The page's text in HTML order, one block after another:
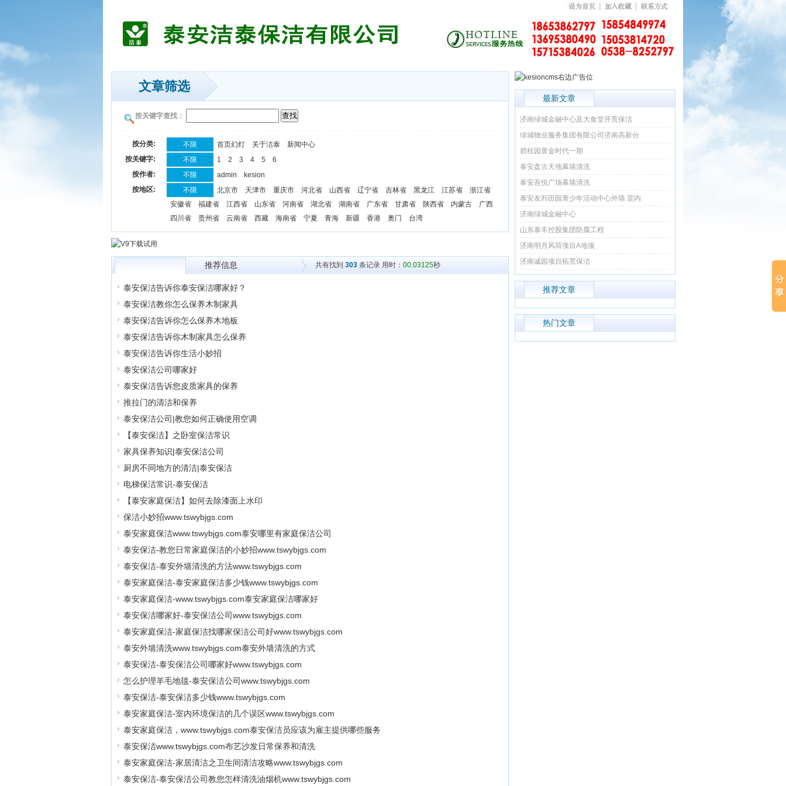
文章筛选
按关键字查找：
按分类: 不限 首页幻灯 关于洁泰
新闻中心
按关键字:
不限 1 2 3 4 5
6
按作者:
不限 admin
kesion
按地区:
不限 北京市 天津市 重庆市 河北省 山西省 辽宁省 吉林省 黑龙江 江苏省
浙江省
安徽省
福建省 江西省 山东省 河南省 湖北省 湖南省 广东省 甘肃省 陕西省 内蒙古
广西
四川省
贵州省 云南省 西藏 海南省 宁夏 青海 新疆 香港 奥门 台湾
推荐信息 共有找到 303条记录 用时： 00.03125秒
泰安保洁告诉你泰安保洁哪家好？
泰安保洁教你怎么保养木制家具
泰安保洁告诉你怎么保养木地板
泰安保洁告诉你木制家具怎么保养
泰安保洁告诉你生活小妙招
泰安保洁公司哪家好
泰安保洁告诉您皮质家具的保养
推拉门的清洁和保养
泰安保洁公司|教您如何正确使用空调
【泰安保洁】之卧室保洁常识
家具保养知识|泰安保洁公司
厨房不同地方的清洁|泰安保洁
电梯保洁常识-泰安保洁
【泰安家庭保洁】如何去除漆面上水印
保洁小妙招www.tswybjgs.com
泰安家庭保洁www.tswybjgs.com泰安哪里有家庭保洁公司
泰安保洁-教您日常家庭保洁的小妙招www.tswybjgs.com
泰安保洁-泰安外墙清洗的方法www.tswybjgs.com
泰安家庭保洁-泰安家庭保洁多少钱www.tswybjgs.com
泰安家庭保洁-www.tswybjgs.com泰安家庭保洁哪家好
泰安保洁哪家好-泰安保洁公司www.tswybjgs.com
泰安家庭保洁-家庭保洁找哪家保洁公司好www.tswybjgs.com
泰安外墙清洗www.tswybjgs.com泰安外墙清洗的方式
泰安保洁-泰安保洁公司哪家好www.tswybjgs.com
怎么护理羊毛地毯-泰安保洁公司www.tswybjgs.com
泰安保洁-泰安保洁多少钱www.tswybjgs.com
泰安家庭保洁-室内环境保洁的几个误区www.tswybjgs.com
泰安家庭保洁，www.tswybjgs.com泰安保洁员应该为雇主提供哪些服务
泰安保洁www.tswybjgs.com布艺沙发日常保养和清洗
泰安家庭保洁-家居清洁之卫生间清洁攻略www.tswybjgs.com
泰安保洁-泰安保洁公司教您怎样清洗油烟机www.tswybjgs.com
最新文章
济南绿城金融中心及大食堂开荒保洁
绿城物业服务集团有限公司济南高新分
碧桂园黄金时代一期
泰安盘古天地幕墙清洗
泰安吾悦广场幕墙清洗
泰安友邦田园青少年活动中心外墙 室内
济南绿城金融中心
山东泰丰控股集团防腐工程
济南明月风荷项目A地项
济南诚园项目拓荒保洁
推荐文章
热门文章